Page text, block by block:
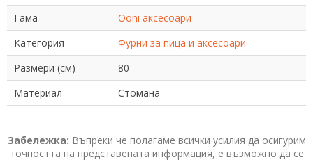
Гама
Ooni аксесоари
Категория
Фурни за пица и аксесоари
Размери (см)
80
Материал
Стомана
Забележка: Въпреки че полагаме всички усилия да осигурим
точността на представената информация, е възможно да се